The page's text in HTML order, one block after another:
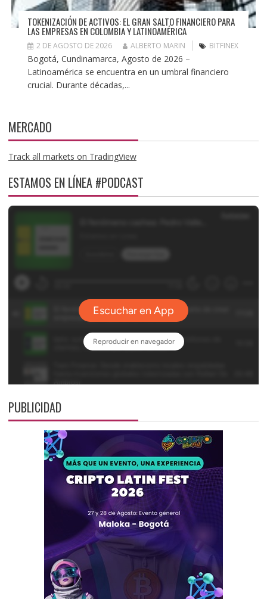
TOKENIZACIÓN DE ACTIVOS: EL GRAN SALTO FINANCIERO PARA
LAS EMPRESAS EN COLOMBIA Y LATINOAMÉRICA
2 DE AGOSTO DE 2026 ALBERTO MARIN BITFINEX
Bogotá, Cundinamarca, Agosto de 2026 –
Latinoamérica se encuentra en un umbral financiero
crucial. Durante décadas,...
MERCADO
Track all markets on TradingView
ESTAMOS EN LÍNEA #PODCAST
PUBLICIDAD